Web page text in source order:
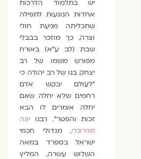
יש בתלמוד הדרכות
אחדות הנוגעות לתפילה
שתכליתה מניעת חולי
וצרה. כך מוזכר בבבלי
שבת (לב ע"א) באורח
מפורש משמו של רב
יצחק בנו של רב יהודה כי
"לעולם יבקש אדם
רחמים שלא יחלה שאם
יחלה אומרים לו הבא
זכות והפטר". רבנו יונה
מגירונדי, מגדולי חכמי
ישראל בספרד במאה
השלוש עשרה, המליץ